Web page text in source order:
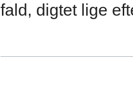
fald, digtet lige